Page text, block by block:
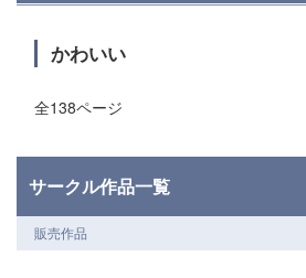
かわいい
全138ページ
サークル作品一覧
販売作品